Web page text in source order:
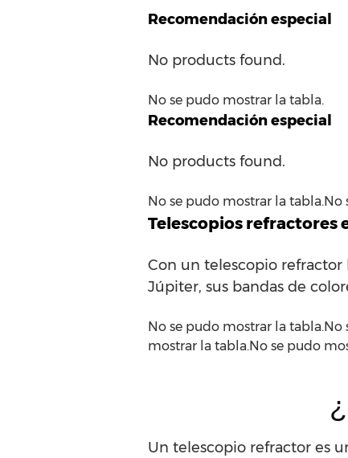
Recomendación especial
No products found.
No se pudo mostrar la tabla.
Recomendación especial
No products found.
No se pudo mostrar la
Telescopios refractores
Con un telescopio refractor
Júpiter, sus bandas de
No se pudo mostrar la
mostrar la tabla.No se pudo
Un telescopio refractor es